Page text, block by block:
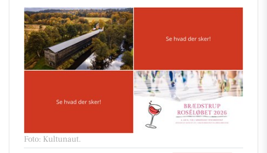
Foto: Kultunaut.